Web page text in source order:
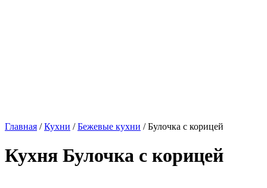
Главная /Кухни /Бежевые кухни / Булочка с корицей
Кухня Булочка с корицей